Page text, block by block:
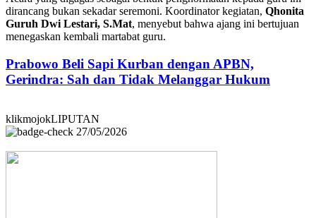
dirancang bukan sekadar seremoni. Koordinator kegiatan, Qhonita
Guruh Dwi Lestari, S.Mat, menyebut bahwa ajang ini bertujuan
menegaskan kembali martabat guru.
Prabowo Beli Sapi Kurban dengan APBN,
Gerindra: Sah dan Tidak Melanggar Hukum
klikmojokLIPUTAN
27/05/2026